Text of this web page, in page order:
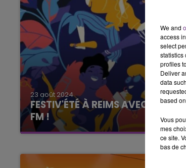
23 août 2024
FESTIV'ÉTÉ À REIMS AVEC
FM !
FESTIV'ÉTÉ, DE RETOUR AU PARC DE
CHAMPAGNE A REIMS AVEC
We and
access
select
statistics
profiles
Deliver
data
based
Vous
mes
ce site.
bas de